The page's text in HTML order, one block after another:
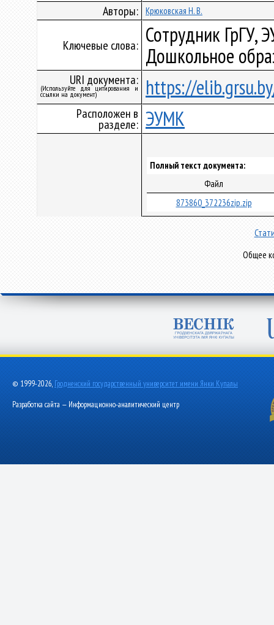
Авторы: Крюковская Н. В.
Ключевые слова: Сотрудник ГрГУ,
Дошкольное
URI документа:
(Используйте для цитирования и
ссылки на документ) https://
Расположен в
разделе: ЭУМК
Полный текст документа:
Файл
873860_372236zip.zip
Общее
© 1999-2026, Гродненский государственный университет имени Янки Купалы
Разработка сайта — Информационно-аналитический центр